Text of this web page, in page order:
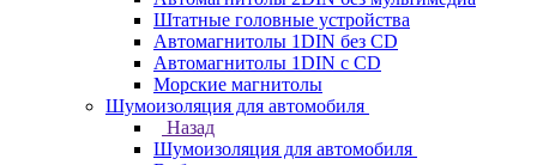
Штатные головные устройства
Автомагнитолы 1DIN без CD
Автомагнитолы 1DIN с CD
Морские магнитолы
Шумоизоляция для автомобиля
Назад
Шумоизоляция для автомобиля